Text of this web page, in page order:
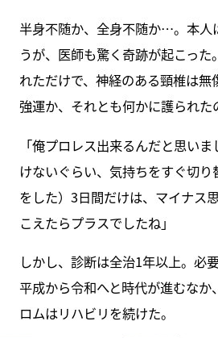
半身不随か、全身不随か…。本人
うが、医師も驚く奇跡が起こっ
れただけで、神経のある頸椎は
強運か、それとも何かに護られた
「俺プロレス出来るんだと思い
けないぐらい、気持ちをすぐ切
をした）3日間だけは、マイナス
こえたらプラスでしたね」
しかし、診断は全治1年以上。必
平成から令和へと時代が進むなか
ロムはリハビリを続けた。